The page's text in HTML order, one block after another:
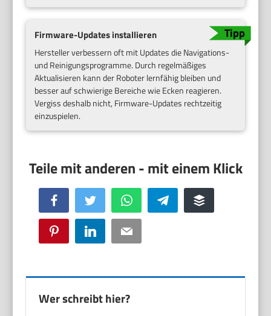
Firmware-Updates installieren
Hersteller verbessern oft mit Updates die Navigations-
und Reinigungsprogramme. Durch regelmäßiges
Aktualisieren kann der Roboter lernfähig bleiben und
besser auf schwierige Bereiche wie Ecken reagieren.
Vergiss deshalb nicht, Firmware-Updates rechtzeitig
einzuspielen.
Facebook Twitter WhatsApp Telegram Buffer
Pinterest LinkedIn Email
Wer schreibt hier?